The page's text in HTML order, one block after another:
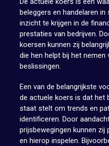
beleggers en handelaren
inzicht te krijgen in de
prestaties van bedrijven.
koersen kunnen zij
die hen helpt bij het nemen
beslissingen.
Een van de belangrijkste
de actuele koers is dat het
staat stelt om trends en
identificeren. Door
prijsbewegingen kunnen zij
en hierop inspelen.